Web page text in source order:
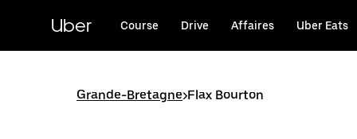
principal
Uber Course Drive Affaires Uber Eats
Grande-Bretagne>Flax Bourton